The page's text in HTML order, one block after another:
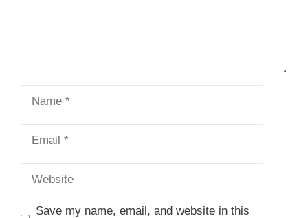
Save my name, email, and website in this